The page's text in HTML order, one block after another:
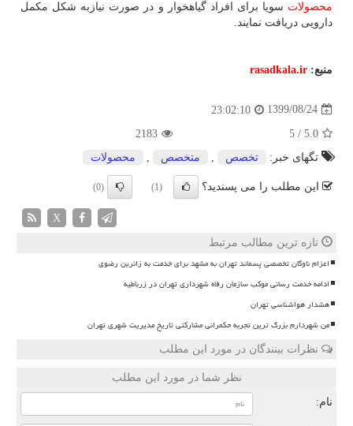
محصولات سویا برای افراد گیاهخوار و در صورت نیازبه شکل مکمل
دارویی دریافت نمایند.
منبع: rasadkala.ir
1399/08/24
23:02:10
5.0
/
5
2183
تگهای خبر:
تخصص متخصص محصولات
این مطلب را می پسندید؟ (1)
(0)
X
تازه ترین مطالب مرتبط
اعزام ناوگان تخصصی پسماند تهران به مشهد برای خدمت به زائرین رضوی
ادامه خدمت رسانی موکب سازمان رفاه شهرداری تهران در زرباطیه
هشدار هواشناسی تهران
من شهردارم بزرگ ترین تجربه حکمرانی مشارکتی تاریخ مدیریت شهری تهران
نظرات بینندگان در مورد این مطلب
نظر شما در مورد این مطلب
نام: